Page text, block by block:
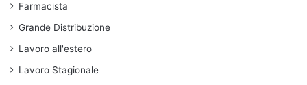
Farmacista
Grande Distribuzione
Lavoro all'estero
Lavoro Stagionale